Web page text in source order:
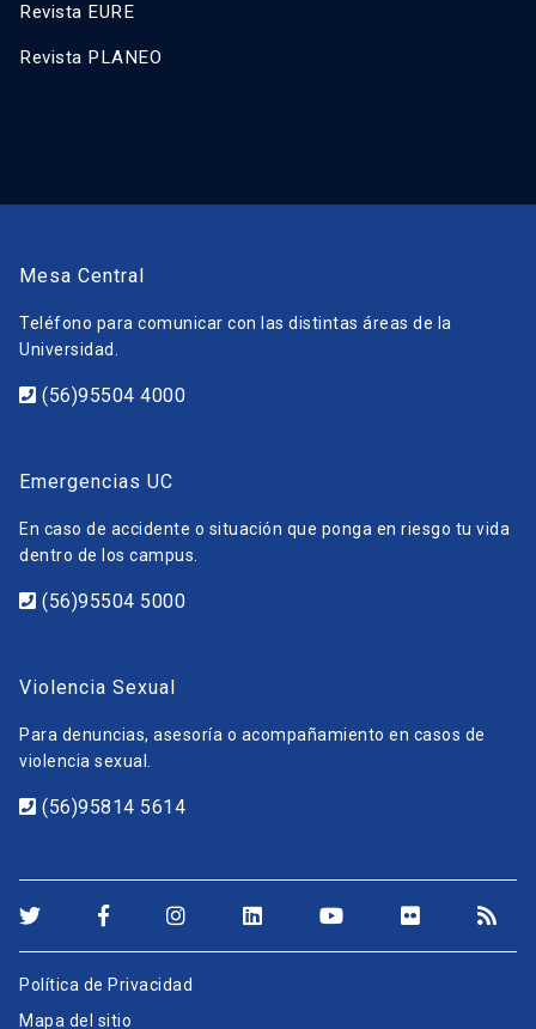
Revista EURE
Revista PLANEO
Mesa Central
Teléfono para comunicar con las distintas áreas de la
Universidad.
(56)95504 4000
Emergencias UC
En caso de accidente o situación que ponga en riesgo tu vida
dentro de los campus.
(56)95504 5000
Violencia Sexual
Para denuncias, asesoría o acompañamiento en casos de
violencia sexual.
(56)95814 5614
Política de Privacidad
Mapa del sitio